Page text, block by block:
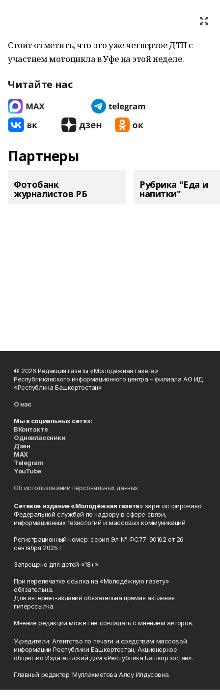
Стоит отметить, что это уже четвертое ДТП с
участием мотоцикла в Уфе на этой неделе.
Читайте нас
Партнеры
Фотобанк
журналистов РБ
Рубрика "Еда и
напитки"
© 2026 Редакция газеты «Молодёжная газета»
Республиканского информационного центра – филиала АО ИД
«Республика Башкортостан»
О нас
Мы в социальных сетях:
ВКонтакте
Одноклассники
Дзен
MAX
Telegram
YouTube
Об использовании персональных данных
Сетевое издание «Молодёжная газета» зарегистрировано
Федеральной службой по надзору в сфере связи,
информационных технологий и массовых коммуникаций
Регистрационный номер: серия Эл № ФС77-90162 от 26
сентября 2025 г.
Запрещено для детей «18+»
При перепечатке ссылка на «Молодёжную газету»
обязательна.
Для интернет-изданий обязательна прямая активная
гиперссылка.
Мнение редакции может не совпадать с мнением авторов.
Учредители: Агентство по печати и средствам массовой
информации Республики Башкортостан, Акционерное
общество Издательский дом «Республика Башкортостан».
Главный редактор: Муллахметова Алсу Илдусовна.